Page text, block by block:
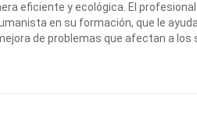
eficiente y ecológica. El
en su formación, que le
de problemas que afectan a